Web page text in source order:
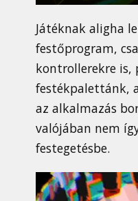
Játéknak aligha
festőprogram,
kontrollerekre is,
festékpalettánk,
az alkalmazás
valójában nem
festegetésbe.